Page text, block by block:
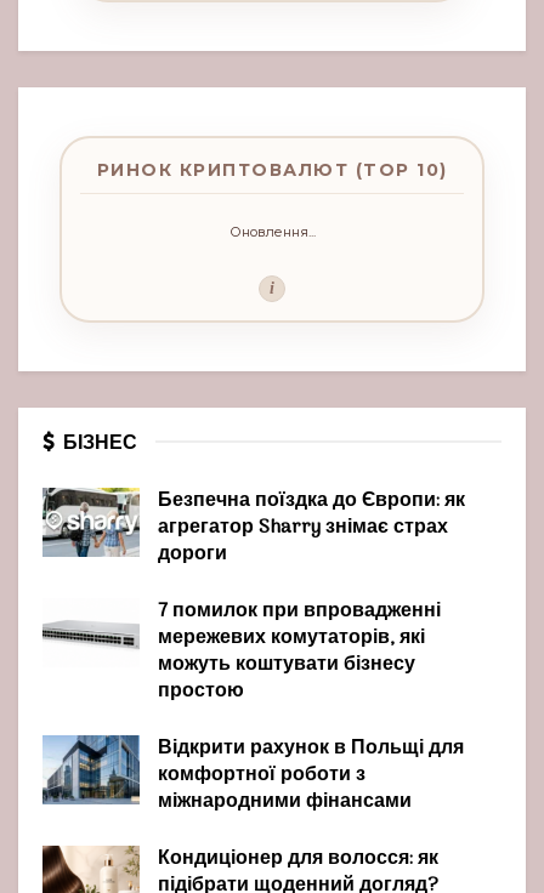
РИНОК КРИПТОВАЛЮТ (TOP 10)
Оновлення...
i
БІЗНЕС
Безпечна поїздка до Європи: як
агрегатор Sharry знімає страх
дороги
7 помилок при впровадженні
мережевих комутаторів, які
можуть коштувати бізнесу
простою
Відкрити рахунок в Польщі для
комфортної роботи з
міжнародними фінансами
Кондиціонер для волосся: як
підібрати щоденний догляд?